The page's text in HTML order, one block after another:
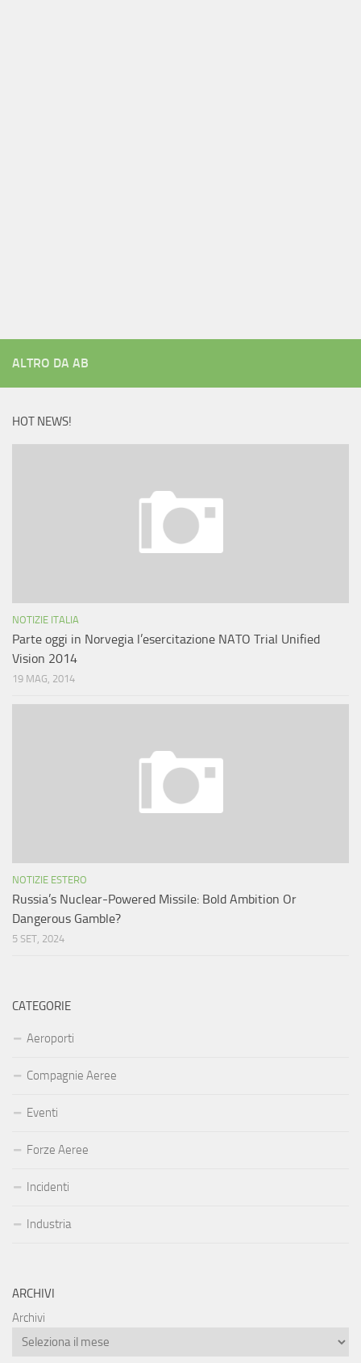
ALTRO DA AB
HOT NEWS!
NOTIZIE ITALIA
Parte oggi in Norvegia l’esercitazione NATO Trial Unified
Vision 2014
19 MAG, 2014
NOTIZIE ESTERO
Russia’s Nuclear-Powered Missile: Bold Ambition Or
Dangerous Gamble?
5 SET, 2024
CATEGORIE
Aeroporti
Compagnie Aeree
Eventi
Forze Aeree
Incidenti
Industria
ARCHIVI
Archivi